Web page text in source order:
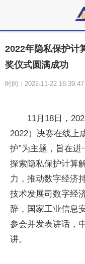
2022年隐私保护计
奖仪式圆满成功
时间：2022-11-22
11月18日，
2022）决赛在线上
护”为主题，旨在进
探索隐私保护计算
力，推动数字经济
技术发展司数字经
辞，国家工业信息
参会并发表讲话，
讲。